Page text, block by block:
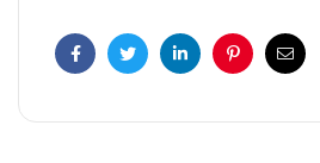
FacebookTwitterLinkedinPinterestEmail